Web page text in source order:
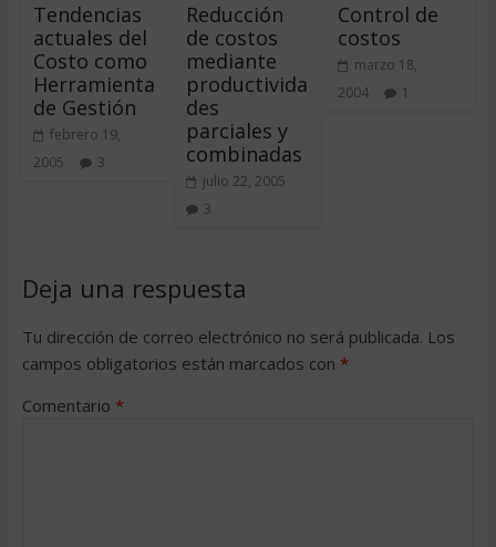
Tendencias
actuales del
Costo como
Herramienta
de Gestión
febrero 19,
2005
3
Reducción
de costos
mediante
productivida
des
parciales y
combinadas
julio 22, 2005
3
Control de
costos
marzo 18,
2004
1
Deja una respuesta
Tu dirección de correo electrónico no será publicada. Los
campos obligatorios están marcados con *
Comentario *